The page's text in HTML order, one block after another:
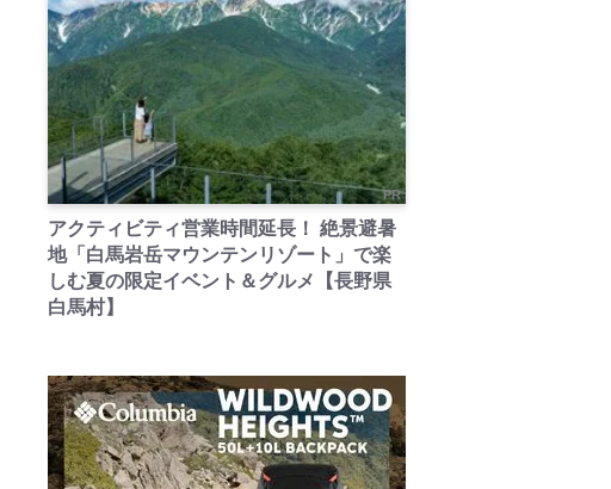
PR
アクティビティ営業時間延長！ 絶景避暑
地「白馬岩岳マウンテンリゾート」で楽
しむ夏の限定イベント＆グルメ【長野県
白馬村】